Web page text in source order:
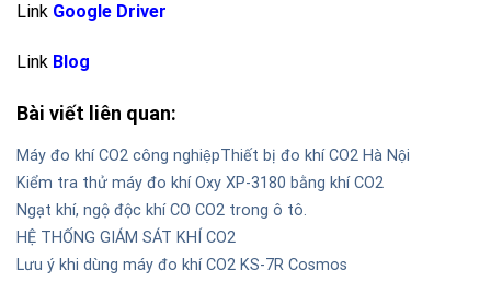
Link Google Driver
Link Blog
Bài viết liên quan:
Máy đo khí CO2 công nghiệpThiết bị đo khí CO2 Hà Nội
Kiểm tra thử máy đo khí Oxy XP-3180 bằng khí CO2
Ngạt khí, ngộ độc khí CO CO2 trong ô tô.
HỆ THỐNG GIÁM SÁT KHÍ CO2
Lưu ý khi dùng máy đo khí CO2 KS-7R Cosmos